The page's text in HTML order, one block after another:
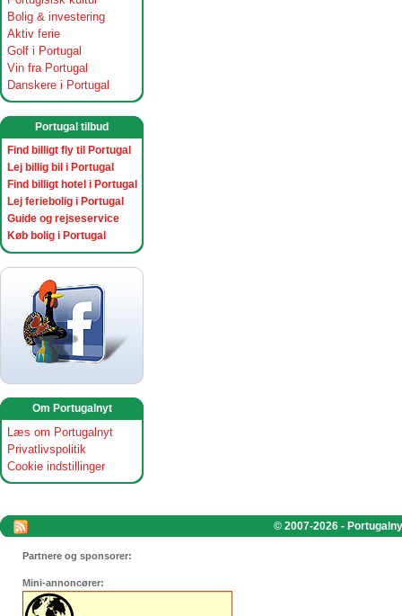
Bolig & investering
Aktiv ferie
Golf i Portugal
Vin fra Portugal
Danskere i Portugal
Portugal tilbud
Find billigt fly til Portugal
Lej billig bil i Portugal
Find billigt hotel i Portugal
Lej feriebolig i Portugal
Guide og rejseservice
Køb bolig i Portugal
Om Portugalnyt
Læs om Portugalnyt
Privatlivspolitik
Cookie indstillinger
© 2007-2026 -
Partnere og sponsorer:
Mini-annoncører: